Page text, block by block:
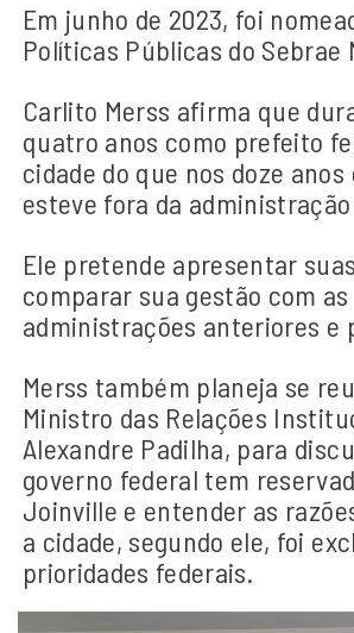
Em junho de 2023, foi
Políticas Públicas do Sebrae
Carlito Merss afirma que
quatro anos como prefeito
cidade do que nos doze anos
esteve fora da
Ele pretende apresentar
comparar sua gestão com as
administrações anteriores e
Merss também planeja se
Ministro das Relações
Alexandre Padilha, para
governo federal tem
Joinville e entender as
a cidade, segundo ele, foi
prioridades federais.